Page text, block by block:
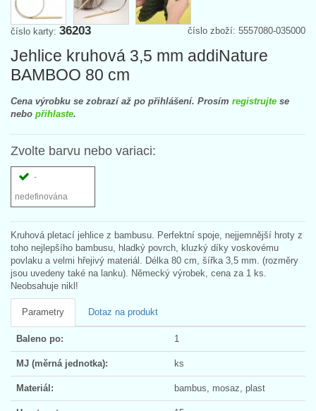
číslo zboží: 5557080-035000
číslo karty: 36203
Jehlice kruhová 3,5 mm addiNature
BAMBOO 80 cm
Cena výrobku se zobrazí až po přihlášení. Prosím registrujte se
nebo přihlaste.
Zvolte barvu nebo variaci:
-
nedefinována
Kruhová pletací jehlice z bambusu. Perfektní spoje, nejjemnější hroty z
toho nejlepšího bambusu, hladký povrch, kluzký díky voskovému
povlaku a velmi hřejivý materiál. Délka 80 cm, šířka 3,5 mm. (rozměry
jsou uvedeny také na lanku). Německý výrobek, cena za 1 ks.
Neobsahuje nikl!
Parametry Dotaz na produkt
Baleno po: 1
MJ (měrná jednotka): ks
Materiál: bambus, mosaz, plast